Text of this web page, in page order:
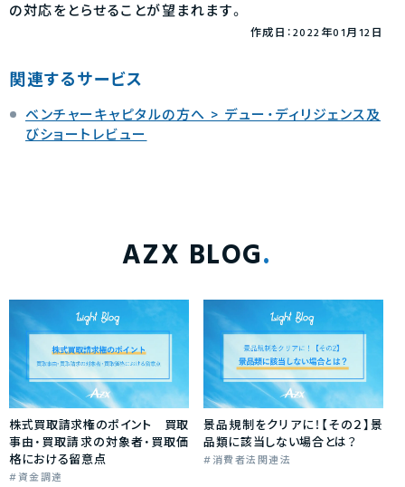
の対応をとらせることが望まれます。
作成日：2022年01月12日
関連するサービス
ベンチャーキャピタルの方へ > デュー・ディリジェンス及
びショートレビュー
AZX BLOG
株式買取請求権のポイント 買取
事由・買取請求の対象者・買取価
格における留意点
資金調達
景品規制をクリアに！【その２】景
品類に該当しない場合とは？
消費者法関連法